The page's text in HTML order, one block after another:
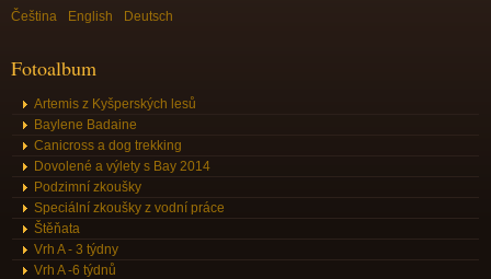
Čeština English Deutsch
Fotoalbum
Artemis z Kyšperských lesů
Baylene Badaine
Canicross a dog trekking
Dovolené a výlety s Bay 2014
Podzimní zkoušky
Speciální zkoušky z vodní práce
Štěňata
Vrh A - 3 týdny
Vrh A -6 týdnů